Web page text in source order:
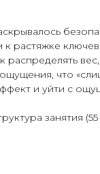
растяжке
что
и уйти с
занятия